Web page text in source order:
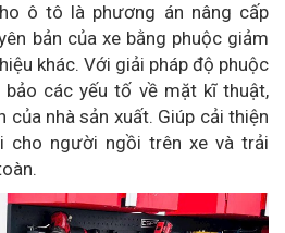
ô tô là phương án nâng cấp
bản của xe bằng phuộc giảm
khác. Với giải pháp độ phuộc
các yếu tố về mặt kĩ thuật,
của nhà sản xuất. Giúp cải thiện
cho người ngồi trên xe và trải